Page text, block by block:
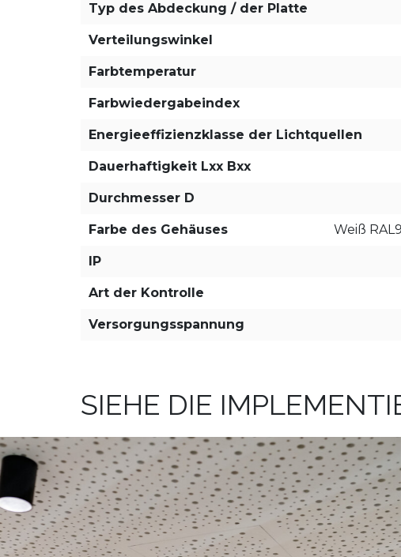
Typ des Abdeckung / der Platte
Verteilungswinkel
Farbtemperatur
Farbwiedergabeindex
Energieeffizienzklasse der Lichtquellen
Dauerhaftigkeit Lxx Bxx
Durchmesser D
Farbe des Gehäuses Weiß
IP
Art der Kontrolle
Versorgungsspannung
SIEHE DIE